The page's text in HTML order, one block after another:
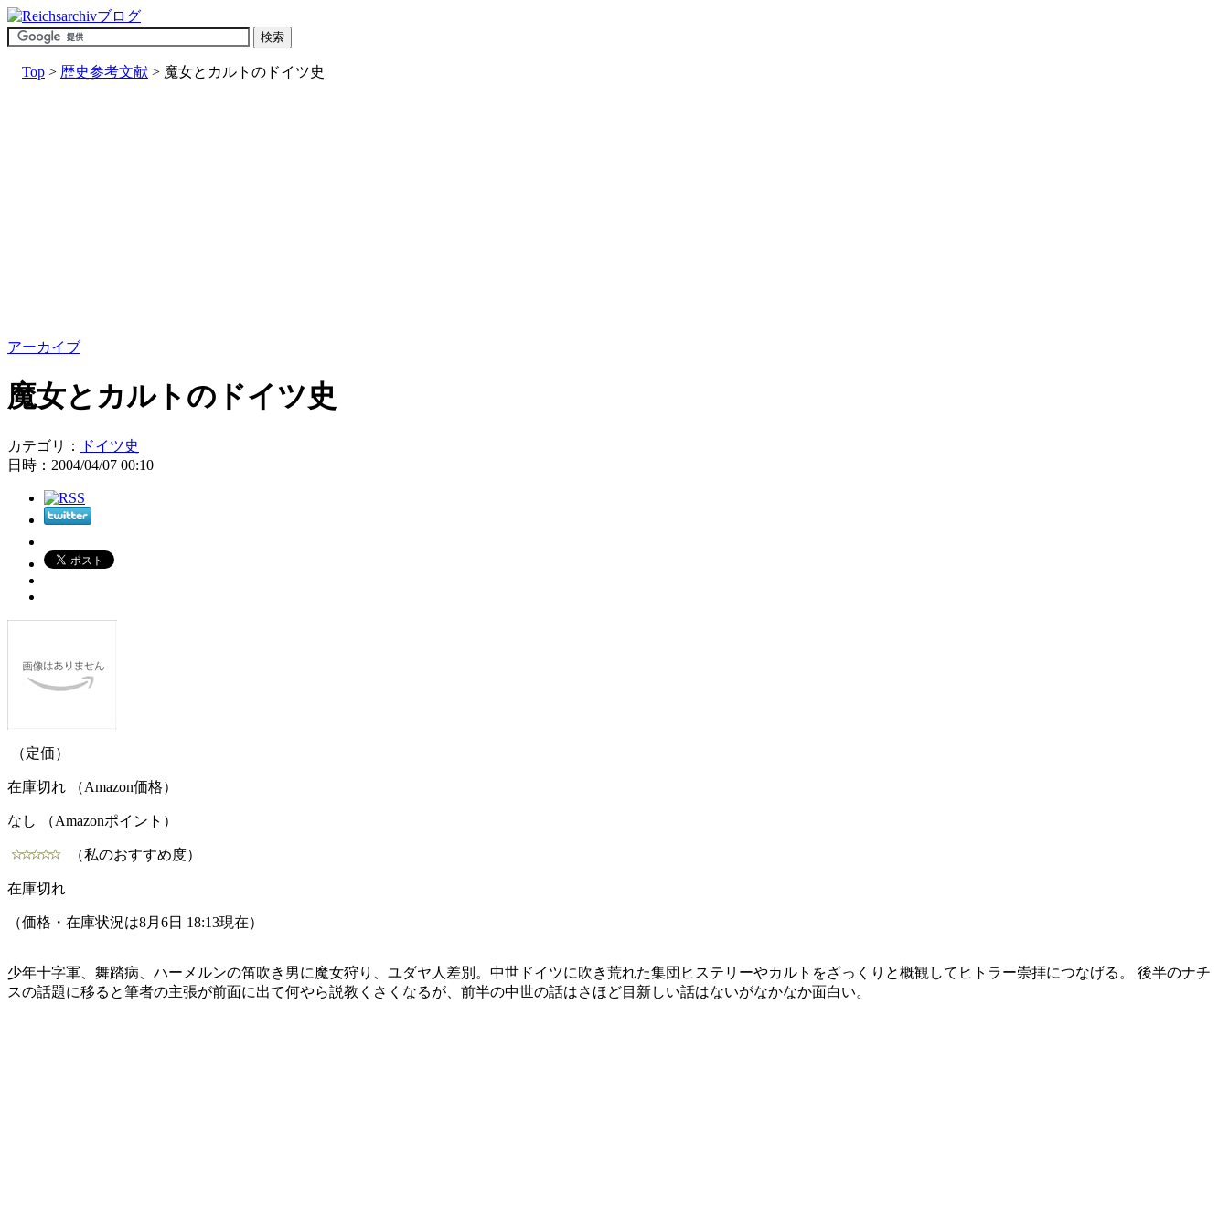
Top > 歴史参考文献 > 魔女とカルトのドイツ史
アーカイブ
魔女とカルトのドイツ史
カテゴリ：
ドイツ史
日時：2004/04/07 00:10
（定価）
在庫切れ （Amazon価格）
なし （Amazonポイント）
（私のおすすめ度）
在庫切れ
（価格・在庫状況は8月6日 18:13現在）
少年十字軍、舞踏病、ハーメルンの笛吹き男に魔女狩り、ユダヤ人差別。中世ドイツに吹き荒れた集団ヒステリーやカルトをざっくりと概観してヒトラー崇拝につなげる。 後半のナチ
スの話題に移ると筆者の主張が前面に出て何やら説教くさくなるが、前半の中世の話はさほど目新しい話はないがなかなか面白い。